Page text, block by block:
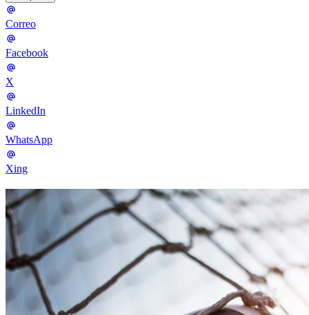
Correo
Facebook
X
LinkedIn
WhatsApp
Xing